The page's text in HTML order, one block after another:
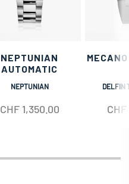
NEPTUNIAN
AUTOMATIC
NEPTUNIAN
CHF1,350.00
DELFIN
CHF